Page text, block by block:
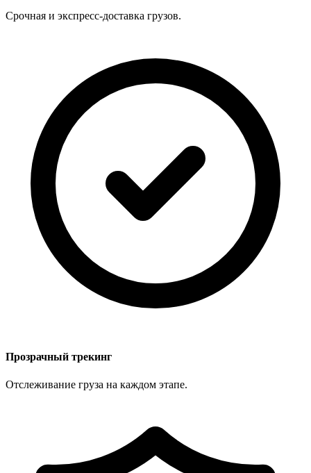
Срочная и экспресс-доставка грузов.
Прозрачный трекинг
Отслеживание груза на каждом этапе.